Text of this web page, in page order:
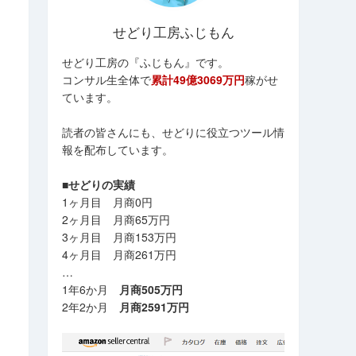
せどり工房ふじもん
せどり工房の『ふじもん』です。
コンサル生全体で累計49億3069万円稼がせ
ています。
読者の皆さんにも、せどりに役立つツール情
報を配布しています。
■せどりの実績
1ヶ月目 月商0円
2ヶ月目 月商65万円
3ヶ月目 月商153万円
4ヶ月目 月商261万円
…
1年6か月 月商505万円
2年2か月 月商2591万円